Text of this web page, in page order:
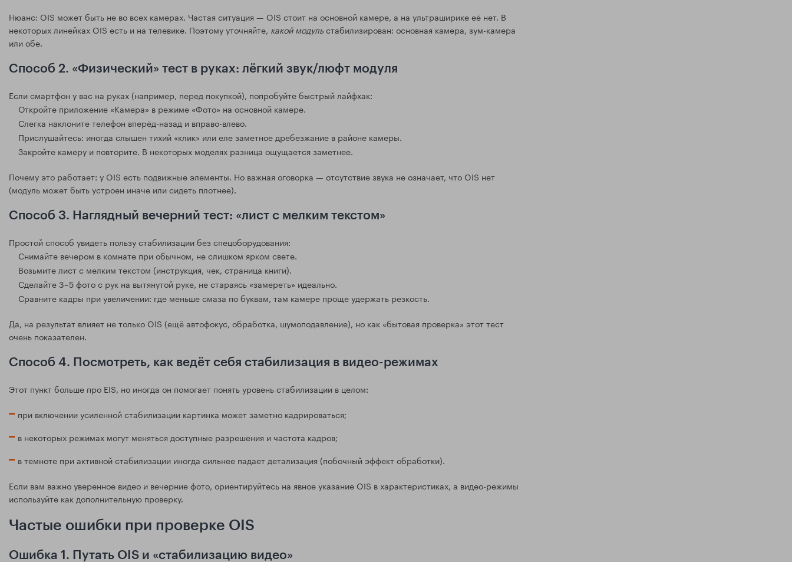
Нюанс: OIS может быть не во всех камерах. Частая ситуация — OIS стоит на основной камере, а на ультраширике её нет. В
некоторых линейках OIS есть и на телевике. Поэтому уточняйте, какой модульстабилизирован: основная камера, зум-камера
или обе.
Способ 2. «Физический» тест в руках: лёгкий звук/люфт модуля
Если смартфон у вас на руках (например, перед покупкой), попробуйте быстрый лайфхак:
Откройте приложение «Камера» в режиме «Фото» на основной камере.
Слегка наклоните телефон вперёд-назад и вправо-влево.
Прислушайтесь: иногда слышен тихий «клик» или еле заметное дребезжание в районе камеры.
Закройте камеру и повторите. В некоторых моделях разница ощущается заметнее.
Почему это работает: у OIS есть подвижные элементы. Но важная оговорка — отсутствие звука не означает, что OIS нет
(модуль может быть устроен иначе или сидеть плотнее).
Способ 3. Наглядный вечерний тест: «лист с мелким текстом»
Простой способ увидеть пользу стабилизации без спецоборудования:
Снимайте вечером в комнате при обычном, не слишком ярком свете.
Возьмите лист с мелким текстом (инструкция, чек, страница книги).
Сделайте 3–5 фото с рук на вытянутой руке, не стараясь «замереть» идеально.
Сравните кадры при увеличении: где меньше смаза по буквам, там камере проще удержать резкость.
Да, на результат влияет не только OIS (ещё автофокус, обработка, шумоподавление), но как «бытовая проверка» этот тест
очень показателен.
Способ 4. Посмотреть, как ведёт себя стабилизация в видео-режимах
Этот пункт больше про EIS, но иногда он помогает понять уровень стабилизации в целом:
при включении усиленной стабилизации картинка может заметно кадрироваться;
в некоторых режимах могут меняться доступные разрешения и частота кадров;
в темноте при активной стабилизации иногда сильнее падает детализация (побочный эффект обработки).
Если вам важно уверенное видео и вечерние фото, ориентируйтесь на явное указание OIS в характеристиках, а видео-режимы
используйте как дополнительную проверку.
Частые ошибки при проверке OIS
Ошибка 1. Путать OIS и «стабилизацию видео»